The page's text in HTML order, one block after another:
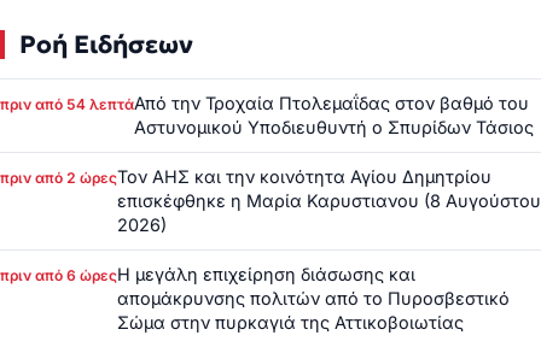
Ροή Ειδήσεων
πριν από 54 λεπτάΑπό την Τροχαία Πτολεμαΐδας στον βαθμό του
Αστυνομικού Υποδιευθυντή ο Σπυρίδων Τάσιος
πριν από 2 ώρεςΤον ΑΗΣ και την κοινότητα Αγίου Δημητρίου
επισκέφθηκε η Μαρία Καρυστιανου (8 Αυγούστου
2026)
πριν από 6 ώρεςΗ μεγάλη επιχείρηση διάσωσης και
απομάκρυνσης πολιτών από το Πυροσβεστικό
Σώμα στην πυρκαγιά της Αττικοβοιωτίας